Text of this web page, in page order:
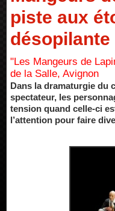
piste aux
désopilante
"Les Mangeurs de
de la Salle, Avignon
Dans la dramaturgie du
spectateur, les
tension quand celle-ci
l’attention pour faire